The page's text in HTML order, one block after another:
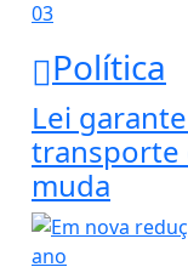
03
Política
Lei
transporte
muda